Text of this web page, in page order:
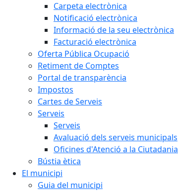
Carpeta electrònica
Notificació electrònica
Informació de la seu electrònica
Facturació electrònica
Oferta Pública Ocupació
Retiment de Comptes
Portal de transparència
Impostos
Cartes de Serveis
Serveis
Serveis
Avaluació dels serveis municipals
Oficines d'Atenció a la Ciutadania
Bústia ètica
El municipi
Guia del municipi